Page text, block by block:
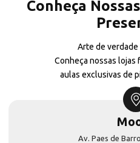
Conheça
Arte de verdade
Conheça nossas lojas
aulas exclusivas de
Av. Paes de